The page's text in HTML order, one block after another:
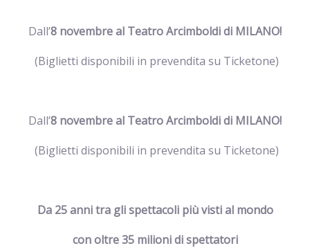
Dall’8 novembre al Teatro Arcimboldi di MILANO!
(Biglietti disponibili in prevendita su Ticketone)
Dall’8 novembre al Teatro Arcimboldi di MILANO!
(Biglietti disponibili in prevendita su Ticketone)
Da 25 anni tra gli spettacoli più visti al mondo
con oltre 35 milioni di spettatori